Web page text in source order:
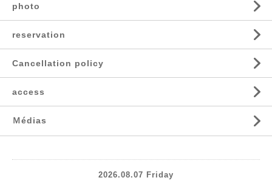
photo
reservation
Cancellation policy
access
Ｍédias
2026.08.07 Friday